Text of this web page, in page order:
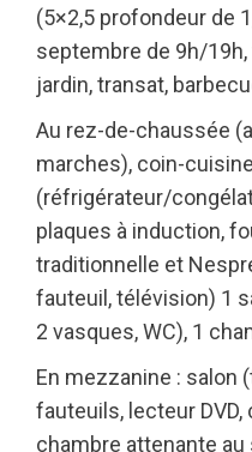
(5×2,5 profondeur de
septembre de 9h/
jardin, transat,
Au rez-de-chaussée
marches), coin-cuisine
(réfrigérateur/
plaques à induction,
traditionnelle et
fauteuil, télévision) 1
2 vasques, WC), 1
En mezzanine : salon
fauteuils, lecteur DVD,
chambre attenante